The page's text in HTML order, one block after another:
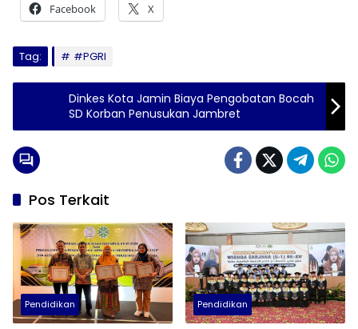
Facebook X
Tag: #PGRI
Dinkes Kota Jamin Biaya Pengobatan Bocah
SD Korban Penusukan Jambret
Pos Terkait
Pendidikan Pendidikan